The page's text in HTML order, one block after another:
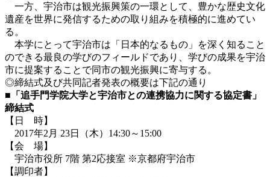
一方、宇治市は観光振興策の一環として、豊かな歴史文化
遺産を世界に発信するための取り組みを積極的に進めてい
る。
本学にとって宇治市は「日本的なるもの」を深く知ること
のできる最良の学びのフィールドであり、学びの成果を宇治
市に提案することで同市の観光振興に寄与する。
◎締結式及び共同記者発表の概要は下記の通り
■「追手門学院大学と宇治市との連携協力に関する協定書」
締結式
【日 時】
2017年2月 23日（木）14:30～15:00
【会 場】
宇治市役所 7階 第2応接室 ※京都府宇治市
【調印者】